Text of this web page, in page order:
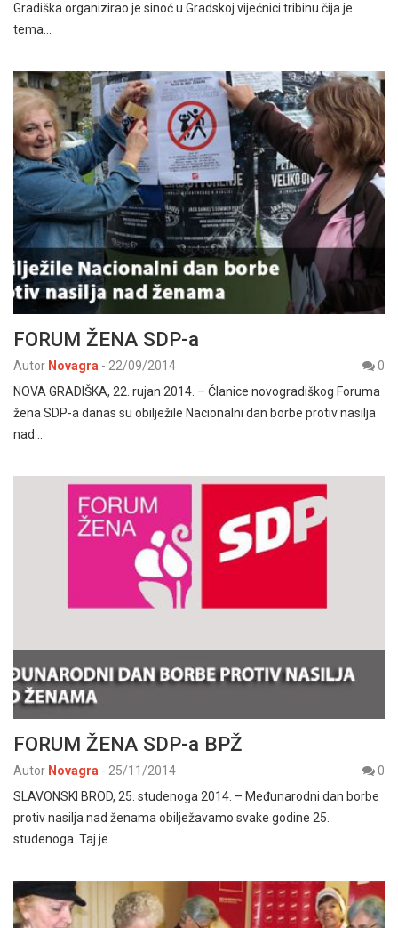
Gradiška organizirao je sinoć u Gradskoj vijećnici tribinu čija je
tema…
FORUM ŽENA SDP-a
Autor Novagra - 22/09/2014
0
NOVA GRADIŠKA, 22. rujan 2014. – Članice novogradiškog Foruma
žena SDP-a danas su obilježile Nacionalni dan borbe protiv nasilja
nad…
FORUM ŽENA SDP-a BPŽ
Autor Novagra - 25/11/2014
0
SLAVONSKI BROD, 25. studenoga 2014. – Međunarodni dan borbe
protiv nasilja nad ženama obilježavamo svake godine 25.
studenoga. Taj je…